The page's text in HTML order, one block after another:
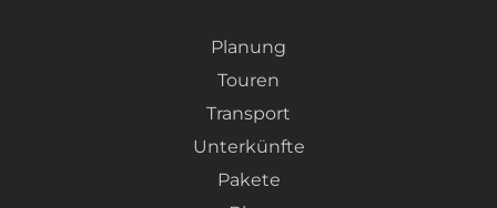
Planung
Touren
Transport
Unterkünfte
Pakete